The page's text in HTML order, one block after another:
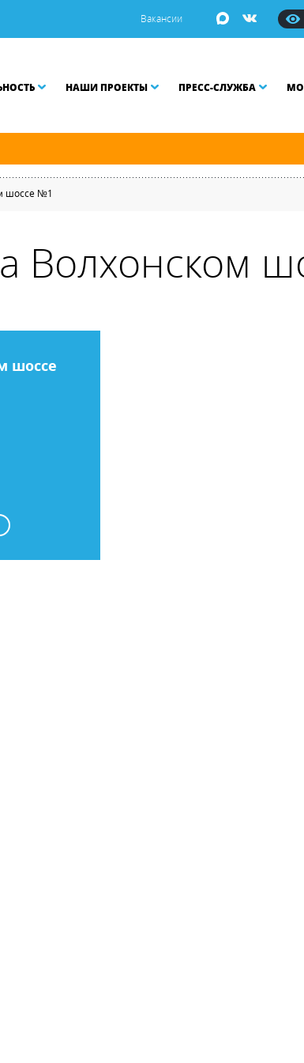
Вакансии
НАШИ ПРОЕКТЫ ПРЕСС-СЛУЖБА
шоссе №1
Волхонском
шоссе